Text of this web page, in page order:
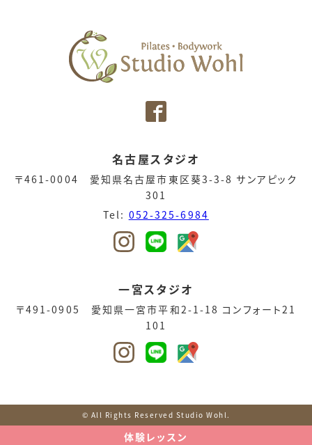
体験レッスン
名古屋スタジオ
〒461-0004 愛知県名古屋市東区葵3-3-8 サンアピック
301
Tel: 052-325-6984
一宮スタジオ
〒491-0905 愛知県一宮市平和2-1-18 コンフォート21
101
© All Rights Reserved Studio Wohl.